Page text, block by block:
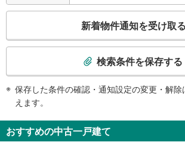
検
知
を
新着物件通知を受け取る
検索条件を保存する
保存した条件の確認・通知設定の変更・解除
えます。
おすすめの中古一戸建て